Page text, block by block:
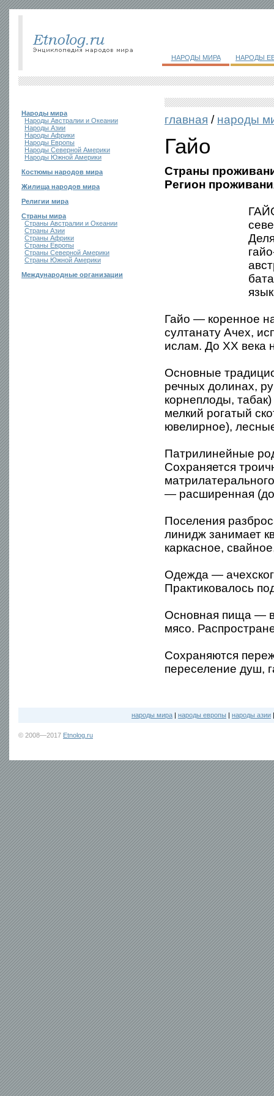
НАРОДЫ МИРА НАРОДЫ
Народы мира
Народы Австралии и Океании
Народы Азии
Народы Африки
Народы Европы
Народы Северной Америки
Народы Южной Америки
Костюмы народов мира
Жилища народов мира
Религии мира
Страны мира
Страны Австралии и Океании
Страны Азии
Страны Африки
Страны Европы
Страны Северной Америки
Страны Южной Америки
Международные организации
главная / народы
Гайо
Страны
Регион
Гайо — коренное
султанату Ачех,
ислам. До XX века
Основные
речных долинах,
корнеплоды,
мелкий рогатый
ювелирное),
Патрилинейные
Сохраняется
— расширенная (до
Поселения
линидж занимает
каркасное,
Одежда —
Практиковалось
Основная пища —
мясо.
Сохраняются
переселение душ,
народы мира | народы европы | народы азии
© 2008—2017 Etnolog.ru